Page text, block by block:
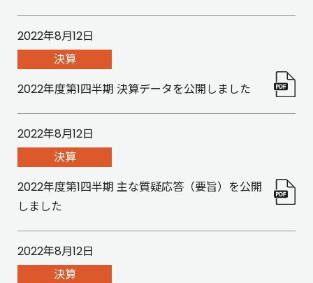
2022年8月12日
決算
2022年度第1四半期 決算データを公開しました
2022年8月12日
決算
2022年度第1四半期 主な質疑応答（要旨）を公開
しました
2022年8月12日
決算